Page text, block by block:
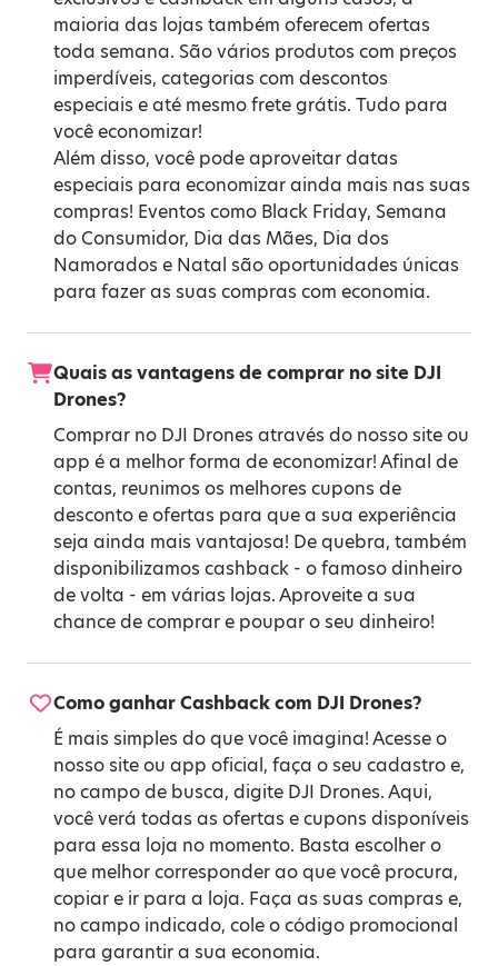
maioria das lojas também oferecem ofertas
toda semana. São vários produtos com preços
imperdíveis, categorias com descontos
especiais e até mesmo frete grátis. Tudo para
você economizar!
Além disso, você pode aproveitar datas
especiais para economizar ainda mais nas suas
compras! Eventos como Black Friday, Semana
do Consumidor, Dia das Mães, Dia dos
Namorados e Natal são oportunidades únicas
para fazer as suas compras com economia.
Quais as vantagens de comprar no site DJI
Drones?
Comprar no DJI Drones através do nosso site ou
app é a melhor forma de economizar! Afinal de
contas, reunimos os melhores cupons de
desconto e ofertas para que a sua experiência
seja ainda mais vantajosa! De quebra, também
disponibilizamos cashback - o famoso dinheiro
de volta - em várias lojas. Aproveite a sua
chance de comprar e poupar o seu dinheiro!
Como ganhar Cashback com DJI Drones?
É mais simples do que você imagina! Acesse o
nosso site ou app oficial, faça o seu cadastro e,
no campo de busca, digite DJI Drones. Aqui,
você verá todas as ofertas e cupons disponíveis
para essa loja no momento. Basta escolher o
que melhor corresponder ao que você procura,
copiar e ir para a loja. Faça as suas compras e,
no campo indicado, cole o código promocional
para garantir a sua economia.